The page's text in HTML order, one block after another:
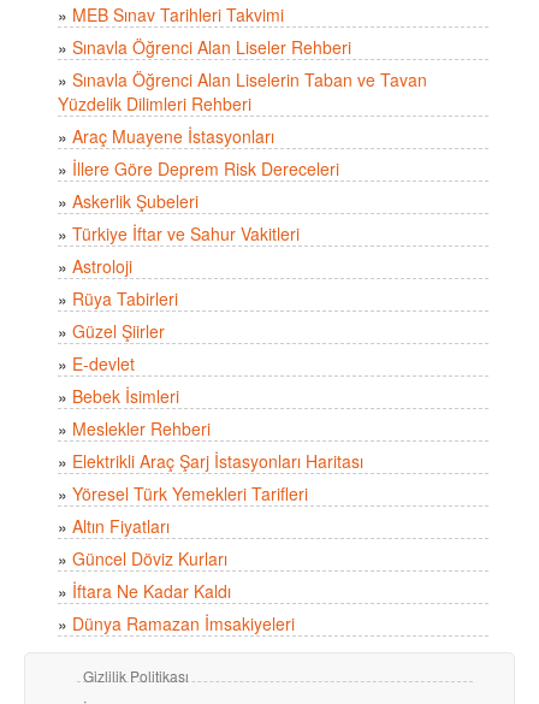
» MEB Sınav Tarihleri Takvimi
» Sınavla Öğrenci Alan Liseler Rehberi
» Sınavla Öğrenci Alan Liselerin Taban ve Tavan
Yüzdelik Dilimleri Rehberi
» Araç Muayene İstasyonları
» İllere Göre Deprem Risk Dereceleri
» Askerlik Şubeleri
» Türkiye İftar ve Sahur Vakitleri
» Astroloji
» Rüya Tabirleri
» Güzel Şiirler
» E-devlet
» Bebek İsimleri
» Meslekler Rehberi
» Elektrikli Araç Şarj İstasyonları Haritası
» Yöresel Türk Yemekleri Tarifleri
» Altın Fiyatları
» Güncel Döviz Kurları
» İftara Ne Kadar Kaldı
» Dünya Ramazan İmsakiyeleri
Gizlilik Politikası